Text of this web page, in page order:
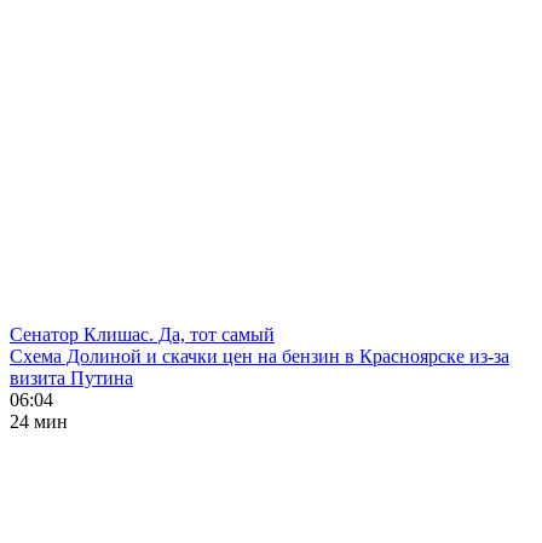
Сенатор Клишас. Да, тот самый
Схема Долиной и скачки цен на бензин в Красноярске из-за
визита Путина
06:04
24 мин